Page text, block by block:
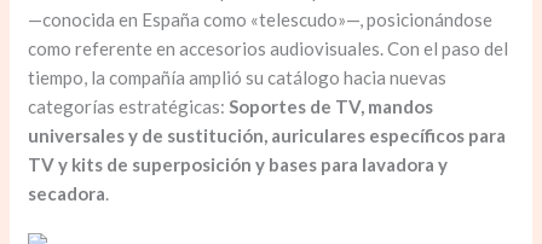
—conocida en España como «telescudo»—, posicionándose
como referente en accesorios audiovisuales. Con el paso del
tiempo, la compañía amplió su catálogo hacia nuevas
categorías estratégicas:Soportes de TV, mandos
universales y de sustitución, auriculares específicos para
TV y kits de superposición y bases para lavadora y
secadora.